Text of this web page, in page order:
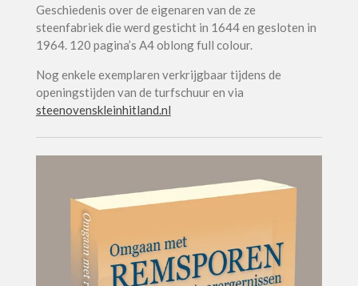
Geschiedenis over de eigenaren van de ze
steenfabriek die werd gesticht in 1644 en gesloten in
1964. 120 pagina’s A4 oblong full colour.
Nog enkele exemplaren verkrijgbaar tijdens de
openingstijden van de turfschuur en via
steenovenskleinhitland.nl